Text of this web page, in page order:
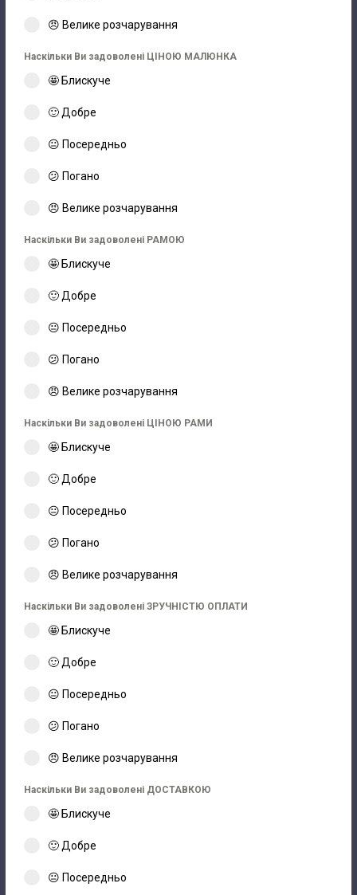
😠 Велике розчарування
Наскільки Ви задоволені ЦІНОЮ МАЛЮНКА
🤩 Блискуче
🙂 Добре
😐 Посередньо
😕 Погано
😠 Велике розчарування
Наскільки Ви задоволені РАМОЮ
🤩 Блискуче
🙂 Добре
😐 Посередньо
😕 Погано
😠 Велике розчарування
Наскільки Ви задоволені ЦІНОЮ РАМИ
🤩 Блискуче
🙂 Добре
😐 Посередньо
😕 Погано
😠 Велике розчарування
Наскільки Ви задоволені ЗРУЧНІСТЮ ОПЛАТИ
🤩 Блискуче
🙂 Добре
😐 Посередньо
😕 Погано
😠 Велике розчарування
Наскільки Ви задоволені ДОСТАВКОЮ
🤩 Блискуче
🙂 Добре
😐 Посередньо